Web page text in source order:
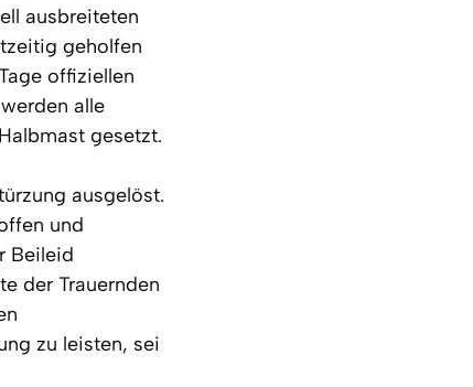
ausbreiteten
geholfen
offiziellen
alle
gesetzt.
ausgelöst.
und
Beileid
der Trauernden
zu leisten, sei